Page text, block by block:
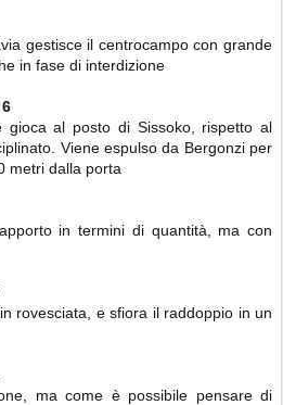
gestisce il centrocampo con grande
in fase di interdizione
6
gioca al posto di Sissoko, rispetto al
Viene espulso da Bergonzi per
metri dalla porta
in termini di quantità, ma con
rovesciata, e sfiora il raddoppio in un
ma come è possibile pensare di